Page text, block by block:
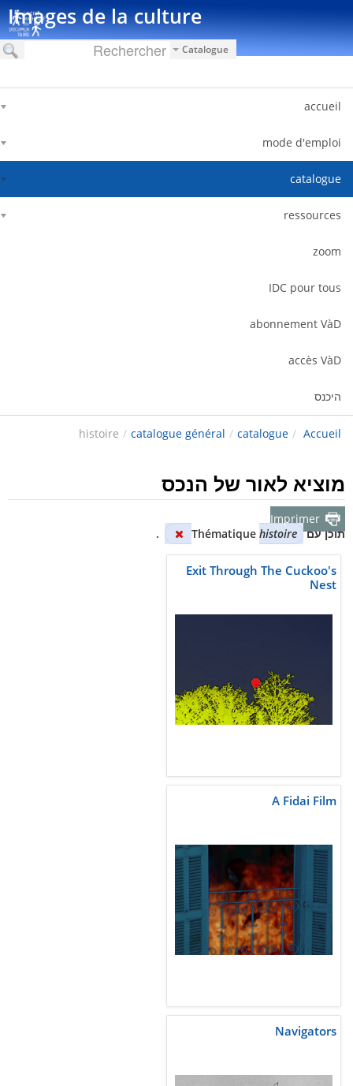
Images de la culture
Catalogue
accueil
mode d'emploi
catalogue
ressources
zoom
IDC pour tous
abonnement VàD
accès VàD
היכנס
Accueil
/
catalogue
/
catalogue général
/
histoire
מוציא לאור של הנכס
תוכן עם Thématique histoire
.
Imprimer
Exit Through The Cuckoo's
Nest
A Fidai Film
Navigators